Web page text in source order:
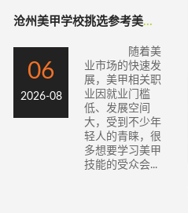
沧州美甲学校挑选参考美业职业培训相关介绍
06
2026-08
随着美
业市场的快速发
展，美甲相关职
业因就业门槛
低、发展空间
大，受到不少年
轻人的青睐，很
多想要学习美甲
技能的受众会...